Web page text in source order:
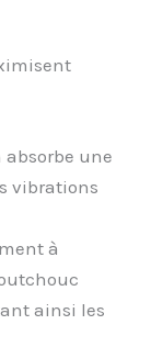
absorbe une
vibrations
à
ainsi les